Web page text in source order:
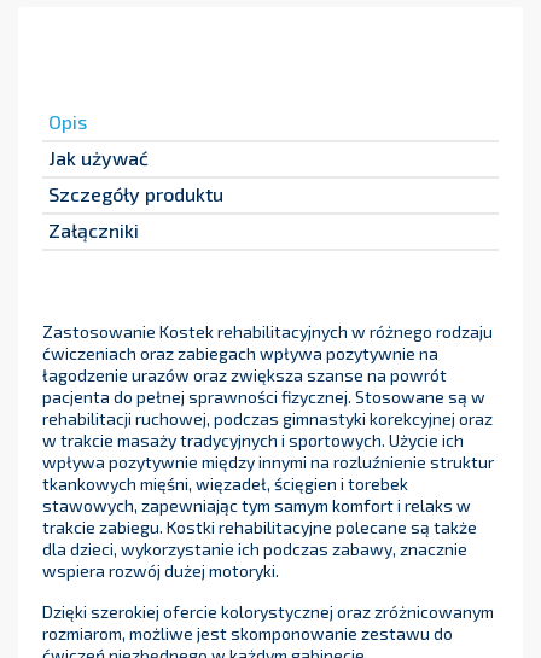
Opis
Jak używać
Szczegóły produktu
Załączniki
Zastosowanie Kostek rehabilitacyjnych w różnego rodzaju
ćwiczeniach oraz zabiegach wpływa pozytywnie na
łagodzenie urazów oraz zwiększa szanse na powrót
pacjenta do pełnej sprawności fizycznej. Stosowane są w
rehabilitacji ruchowej, podczas gimnastyki korekcyjnej oraz
w trakcie masaży tradycyjnych i sportowych. Użycie ich
wpływa pozytywnie między innymi na rozluźnienie struktur
tkankowych mięśni, więzadeł, ścięgien i torebek
stawowych, zapewniając tym samym komfort i relaks w
trakcie zabiegu. Kostki rehabilitacyjne polecane są także
dla dzieci, wykorzystanie ich podczas zabawy, znacznie
wspiera rozwój dużej motoryki.
Dzięki szerokiej ofercie kolorystycznej oraz zróżnicowanym
rozmiarom, możliwe jest skomponowanie zestawu do